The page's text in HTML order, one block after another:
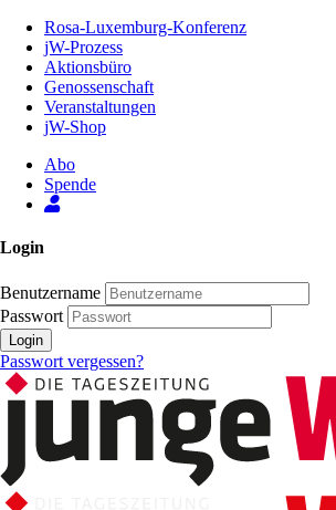
Inhalt
Seite
Rosa-Luxemburg-Konferenz
jW-Prozess
Aktionsbüro
Genossenschaft
Veranstaltungen
jW-Shop
Abo
Spende
Login
Benutzername
Passwort
Login
Passwort vergessen?